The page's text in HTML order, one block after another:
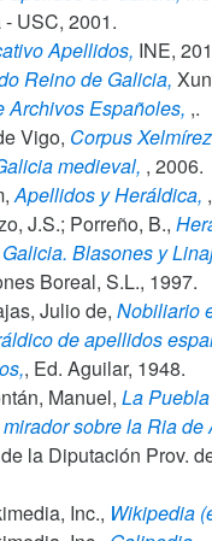
USC, 2001.
Apellidos, INE,
Reino de Galicia,
Archivos Españoles, ,.
Vigo, Corpus
medieval, , 2006.
Apellidos y Heráldica, ,
J.S.; Porreño, B.,
Blasones y
Boreal, S.L., 1997.
Julio de, Nobiliario
de apellidos
, Ed. Aguilar, 1948.
Manuel, La
sobre la Ria de
la Diputación Prov.
Inc., Wikipedia